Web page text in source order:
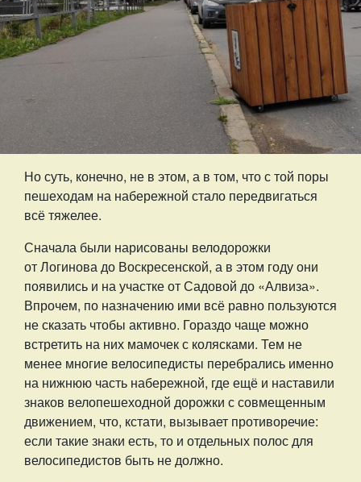
Но суть, конечно, не в этом, а в том, что с той поры
пешеходам на набережной стало передвигаться
всё тяжелее.
Сначала были нарисованы велодорожки
от Логинова до Воскресенской, а в этом году они
появились и на участке от Садовой до «Алвиза».
Впрочем, по назначению ими всё равно пользуются
не сказать чтобы активно. Гораздо чаще можно
встретить на них мамочек с колясками. Тем не
менее многие велосипедисты перебрались именно
на нижнюю часть набережной, где ещё и наставили
знаков велопешеходной дорожки с совмещенным
движением, что, кстати, вызывает противоречие:
если такие знаки есть, то и отдельных полос для
велосипедистов быть не должно.